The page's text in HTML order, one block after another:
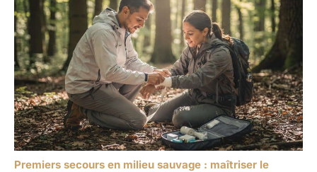
Premiers secours en milieu sauvage : maîtriser le